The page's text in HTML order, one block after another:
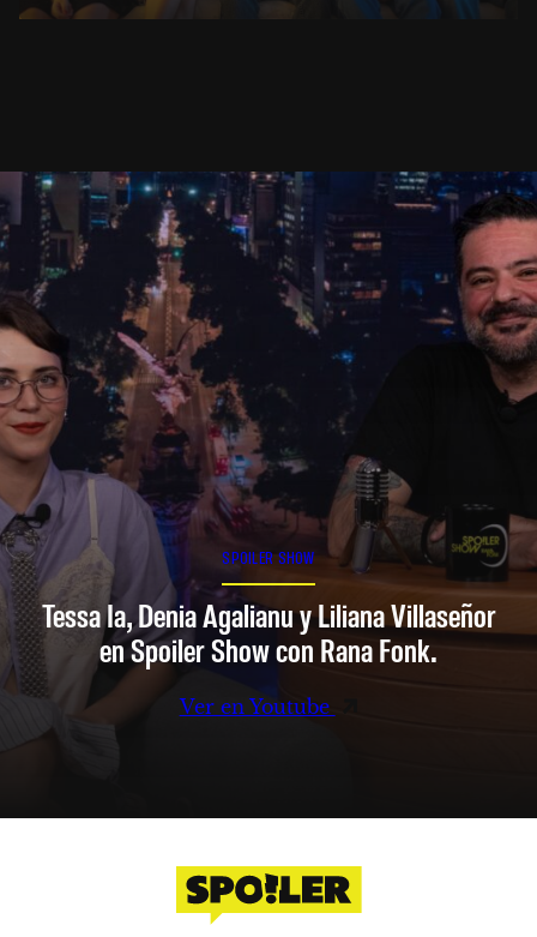
SPOILER SHOW
Tessa Ia, Denia Agalianu y Liliana Villaseñor
en Spoiler Show con Rana Fonk.
Ver en Youtube